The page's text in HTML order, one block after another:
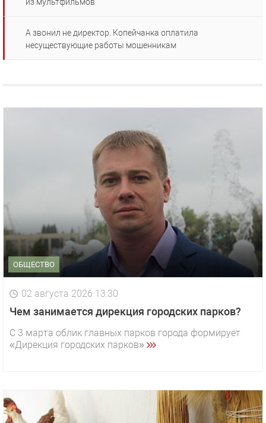
А звонил не директор. Копейчанка оплатила
несуществующие работы мошенникам
ОБЩЕСТВО
02 августа 2026 13:30
Чем занимается дирекция городских парков?
С 3 марта облик главных парков города формирует
«Дирекция городских парков».